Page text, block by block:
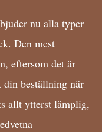
nu alla typer
Den mest
eftersom det är
din beställning när
allt ytterst lämplig,